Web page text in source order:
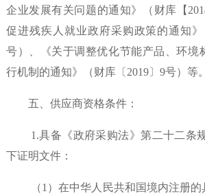
企业发展有关问题的通知》（财库【
促进残疾人就业政府采购政策的通知
号）、《关于调整优化节能产品、环境
行机制的通知》（财库〔2019〕9号）等。
五、供应商资格条件：
1.具备《政府采购法》第二十二条
下证明文件：
（1）在中华人民共和国境内注册